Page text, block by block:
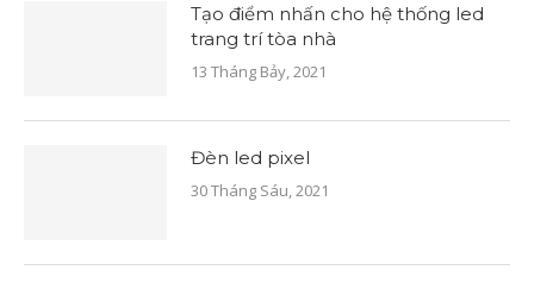
Tạo điểm nhấn cho hệ thống led
trang trí tòa nhà
13 Tháng Bảy, 2021
Đèn led pixel
30 Tháng Sáu, 2021